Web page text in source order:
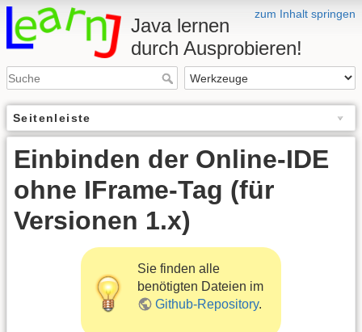
zum Inhalt springen
Java lernen
durch Ausprobieren!
Seitenleiste
Einbinden der Online-IDE
ohne IFrame-Tag (für
Versionen 1.x)
Sie finden alle
benötigten Dateien im
Github-Repository.